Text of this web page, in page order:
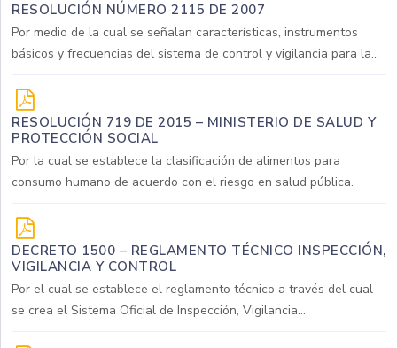
RESOLUCIÓN NÚMERO 2115 DE 2007
Por medio de la cual se señalan características, instrumentos
básicos y frecuencias del sistema de control y vigilancia para la...
RESOLUCIÓN 719 DE 2015 – MINISTERIO DE SALUD Y
PROTECCIÓN SOCIAL
Por la cual se establece la clasificación de alimentos para
consumo humano de acuerdo con el riesgo en salud pública.
DECRETO 1500 – REGLAMENTO TÉCNICO INSPECCIÓN,
VIGILANCIA Y CONTROL
Por el cual se establece el reglamento técnico a través del cual
se crea el Sistema Oficial de Inspección, Vigilancia...